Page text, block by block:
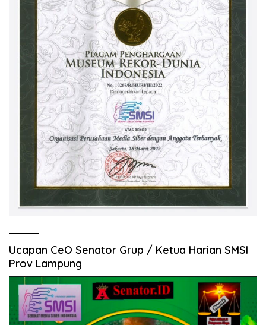
Ucapan CeO Senator Grup / Ketua Harian SMSI
Prov Lampung